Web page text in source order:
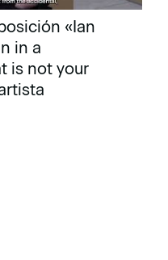
«Ian
in a
is not your